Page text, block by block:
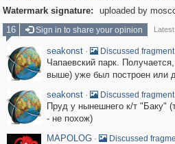
Watermark signature:
uploaded by
16
Sign in to share your opinion
seakonst · Discussed fragment
Чапаевский парк.
выше) уже был построен или
seakonst · Discussed fragment
Пруд у нынешнего к/т "Баку"
- не похож)
MAPOLOG · Discussed